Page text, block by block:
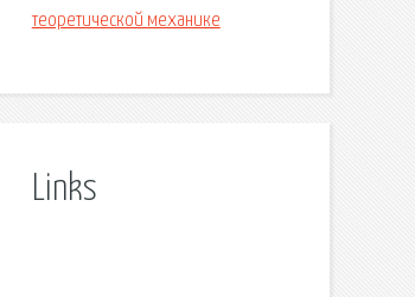
теоретической механике
Links